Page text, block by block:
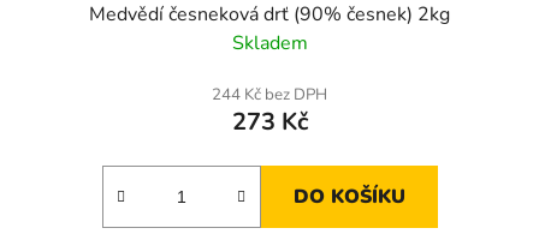
Medvědí česneková drť (90% česnek) 2kg
Skladem
244 Kč bez DPH
273 Kč
DO KOŠÍKU